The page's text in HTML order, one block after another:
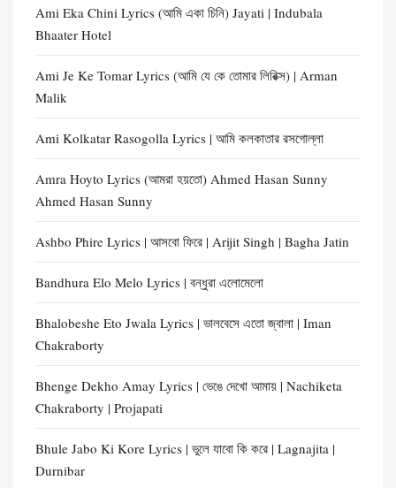
Ami Eka Chini Lyrics (আমি একা চিনি) Jayati | Indubala
Bhaater Hotel
Ami Je Ke Tomar Lyrics (আমি যে কে তোমার লিরিক্স) | Arman
Malik
Ami Kolkatar Rasogolla Lyrics | আমি কলকাতার রসগোল্লা
Amra Hoyto Lyrics (আমরা হয়তো) Ahmed Hasan Sunny
Ahmed Hasan Sunny
Ashbo Phire Lyrics | আসবো ফিরে | Arijit Singh | Bagha Jatin
Bandhura Elo Melo Lyrics | বন্ধুরা এলোমেলো
Bhalobeshe Eto Jwala Lyrics | ভালবেসে এতো জ্বালা | Iman
Chakraborty
Bhenge Dekho Amay Lyrics | ভেঙে দেখো আমায় | Nachiketa
Chakraborty | Projapati
Bhule Jabo Ki Kore Lyrics | ভুলে যাবো কি করে | Lagnajita |
Durnibar